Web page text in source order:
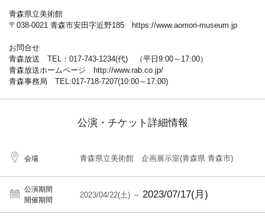
青森県立美術館
〒038-0021 青森市安田字近野185 https://www.aomori-museum.jp
お問合せ
青森放送 TEL：017-743-1234(代) （平日9:00～17:00）
青森放送ホームページ http://www.rab.co.jp/
青森事務局 TEL:017-718-7207(10:00～17:00)
公演・チケット詳細情報
会場 青森県立美術館 企画展示室(青森県 青森市)
公演期間
開催期間
2023/04/22(土) ～ 2023/07/17(月)